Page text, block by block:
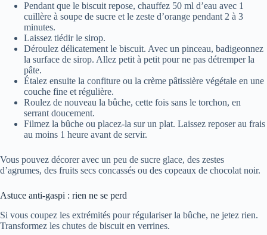
Pendant que le biscuit repose, chauffez 50 ml d’eau avec 1
cuillère à soupe de sucre et le zeste d’orange pendant 2 à 3
minutes.
Laissez tiédir le sirop.
Déroulez délicatement le biscuit. Avec un pinceau, badigeonnez
la surface de sirop. Allez petit à petit pour ne pas détremper la
pâte.
Étalez ensuite la confiture ou la crème pâtissière végétale en une
couche fine et régulière.
Roulez de nouveau la bûche, cette fois sans le torchon, en
serrant doucement.
Filmez la bûche ou placez-la sur un plat. Laissez reposer au frais
au moins 1 heure avant de servir.
Vous pouvez décorer avec un peu de sucre glace, des zestes
d’agrumes, des fruits secs concassés ou des copeaux de chocolat noir.
Astuce anti-gaspi : rien ne se perd
Si vous coupez les extrémités pour régulariser la bûche, ne jetez rien.
Transformez les chutes de biscuit en verrines.